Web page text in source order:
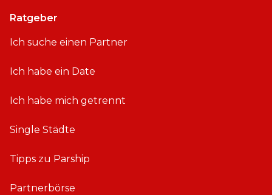
Ratgeber
Ich suche einen Partner
Ich habe ein Date
Ich habe mich getrennt
Single Städte
Tipps zu Parship
Partnerbörse